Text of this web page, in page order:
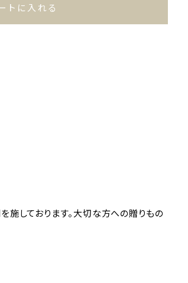
トに入れる
施しております。大切な方への贈りもの